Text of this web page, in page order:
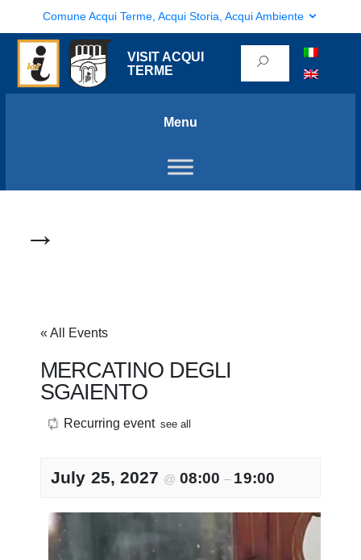
Comune Acqui Terme, Acqui Storia, Acqui Ambiente
VISIT ACQUI
TERME
Menu
→
« All Events
MERCATINO DEGLI
SGAIENTO
Recurring event see all
July 25, 2027 @ 08:00– 19:00